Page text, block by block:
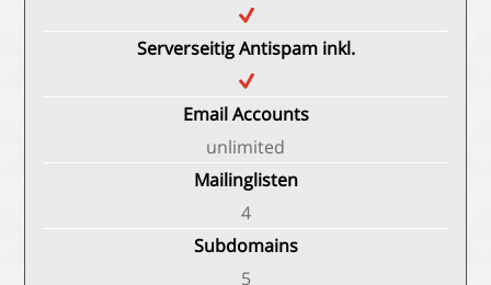
Serverseitig Antispam inkl.
Email Accounts
unlimited
Mailinglisten
4
Subdomains
5